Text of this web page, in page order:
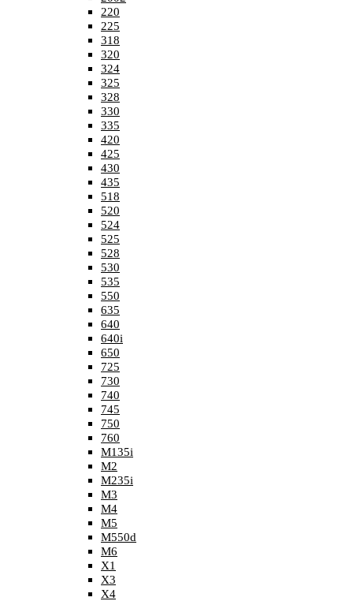
220
225
318
320
324
325
328
330
335
420
425
430
435
518
520
524
525
528
530
535
550
635
640
640i
650
725
730
740
745
750
760
M135i
M2
M235i
M3
M4
M5
M550d
M6
X1
X3
X4